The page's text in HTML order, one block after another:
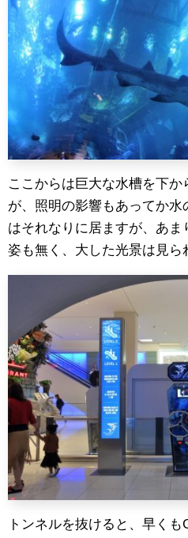
ここからは巨大な水槽を下
が、照明の影響もあってか
はそれなりに居ますが、あ
姿も無く、大した光景は見ら
トンネルを抜けると、早く